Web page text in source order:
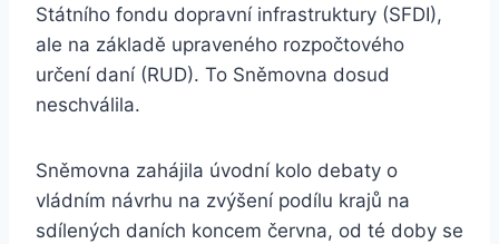
Státního fondu dopravní infrastruktury (SFDI),
ale na základě upraveného rozpočtového
určení daní (RUD). To Sněmovna dosud
neschválila.
Sněmovna zahájila úvodní kolo debaty o
vládním návrhu na zvýšení podílu krajů na
sdílených daních koncem června, od té doby se